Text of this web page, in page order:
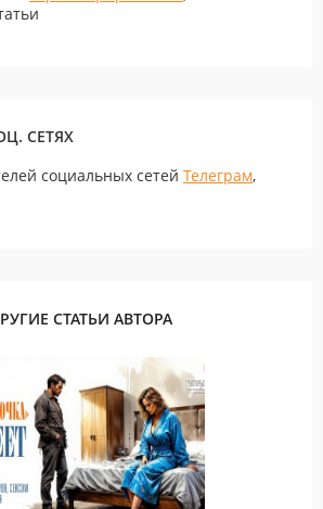
СЕТЯХ
социальных сетей Телеграм,
СТАТЬИ АВТОРА